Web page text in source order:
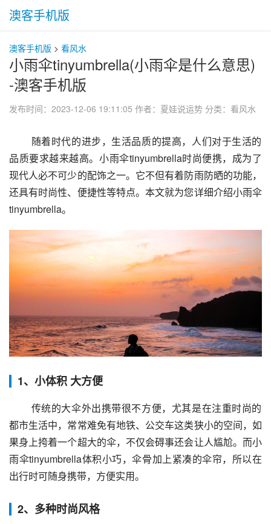
澳客手机版
澳客手机版 > 看风水
小雨伞tinyumbrella(小雨伞是什么意思)
-澳客手机版
发布时间：2023-12-06 19:11:05 作者：夏娃说运势 分类： 看风水
品质要求越来越高。小雨伞tinyumbrella时尚便携，成为了
现代人必不可少的配饰之一。它不但有着防雨防晒的功能，
还具有时尚性、便捷性等特点。本文就为您详细介绍小雨伞
tinyumbrella。
1、小体积 大方便
都市生活中，常常难免有地铁、公交车这类狭小的空间，如
果身上挎着一个超大的伞，不仅会碍事还会让人尴尬。而小
雨伞tinyumbrella体积小巧，伞骨加上紧凑的伞帘，所以在
出行时可随身携带，方便实用。
2、多种时尚风格